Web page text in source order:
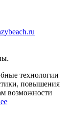
технологии
повышения
возможности